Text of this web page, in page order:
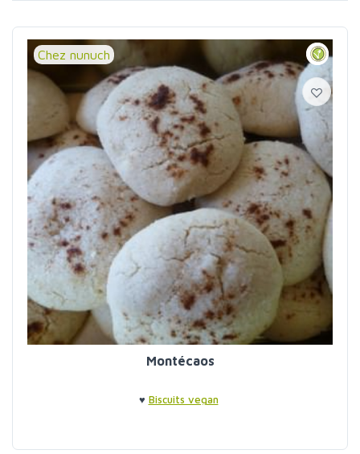
Chez nunuch
Montécaos
♥ Biscuits vegan